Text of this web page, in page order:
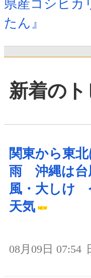
県産コシヒ
たん』
新着の
関東から東
雨 沖縄は台
風・大しけ
天気
08月09日 07:54